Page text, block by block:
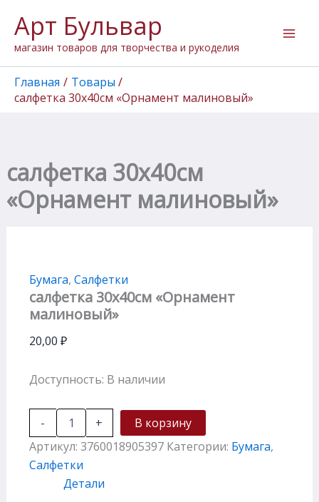
содержимому
Арт Бульвар
магазин товаров для творчества и рукоделия
Главная
Товары
салфетка 30х40см «Орнамент малиновый»
салфетка 30х40см
«Орнамент малиновый»
Бумага, Салфетки
салфетка 30х40см «Орнамент
малиновый»
20,00 ₽
Доступность: В наличии
-
товара
салфетка
30х40см
"Орнамент
малиновый"
+
В корзину
Артикул: 3760018905397 Категории: Бумага,
Салфетки
Детали